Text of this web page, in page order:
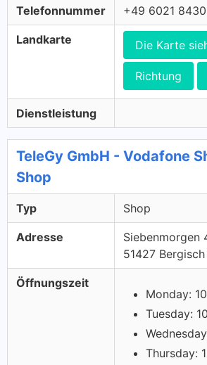
Telefonnummer +49 6021 8430
Landkarte Die Karte
Richtung
Dienstleistung
TeleGy GmbH - Vodafone
Shop
Typ Shop
Adresse
Siebenmorgen
51427
Öffnungszeit
Monday:
Tuesday:
Thursday: